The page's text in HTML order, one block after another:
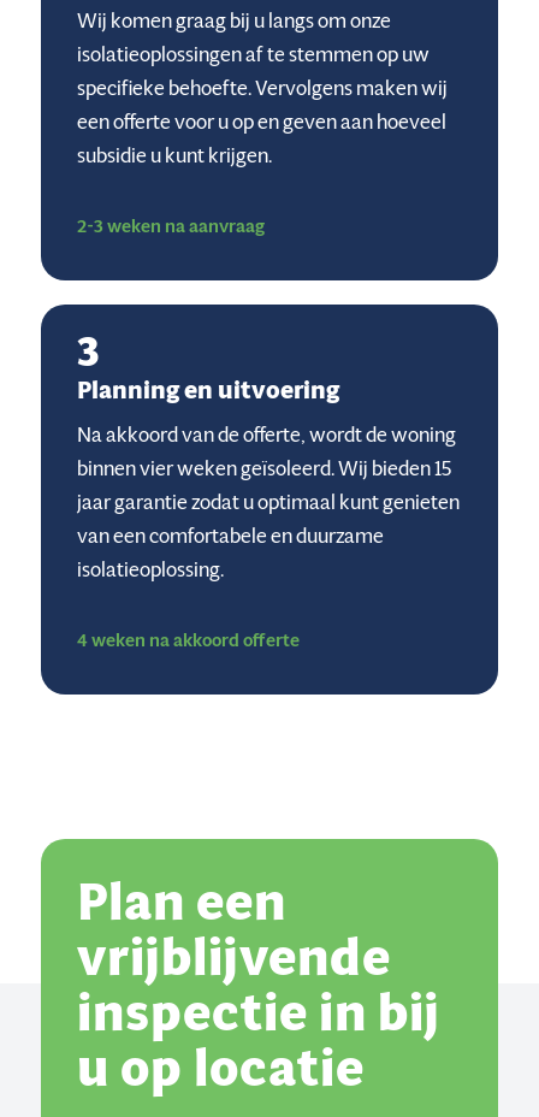
Wij komen graag bij u langs om onze
isolatieoplossingen af te stemmen op uw
specifieke behoefte. Vervolgens maken wij
een offerte voor u op en geven aan hoeveel
subsidie u kunt krijgen.
2-3 weken na aanvraag
3
Planning en uitvoering
Na akkoord van de offerte, wordt de woning
binnen vier weken geïsoleerd. Wij bieden 15
jaar garantie zodat u optimaal kunt genieten
van een comfortabele en duurzame
isolatieoplossing.
4 weken na akkoord offerte
Plan een
vrijblijvende
inspectie in bij
u op locatie